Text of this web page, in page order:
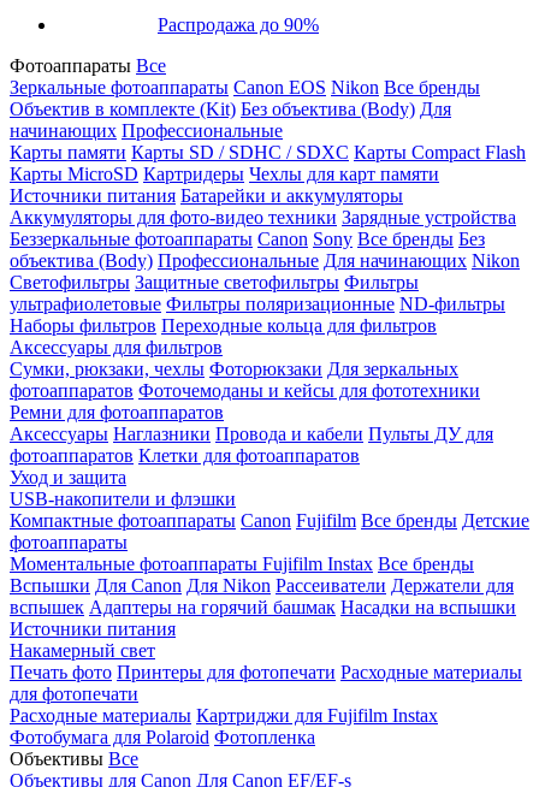
Распродажа до 90%
Фотоаппараты Все
Зеркальные фотоаппараты Canon EOS Nikon Все бренды
Объектив в комплекте (Kit) Без объектива (Body) Для
начинающих Профессиональные
Карты памяти Карты SD / SDHC / SDXC Карты Compact Flash
Карты MicroSD Картридеры Чехлы для карт памяти
Источники питания Батарейки и аккумуляторы
Аккумуляторы для фото-видео техники Зарядные устройства
Беззеркальные фотоаппараты Canon Sony Все бренды Без
объектива (Body) Профессиональные Для начинающих Nikon
Светофильтры Защитные светофильтры Фильтры
ультрафиолетовые Фильтры поляризационные ND-фильтры
Наборы фильтров Переходные кольца для фильтров
Аксессуары для фильтров
Сумки, рюкзаки, чехлы Фоторюкзаки Для зеркальных
фотоаппаратов Фоточемоданы и кейсы для фототехники
Ремни для фотоаппаратов
Аксессуары Наглазники Провода и кабели Пульты ДУ для
фотоаппаратов Клетки для фотоаппаратов
Уход и защита
USB-накопители и флэшки
Компактные фотоаппараты Canon Fujifilm Все бренды Детские
фотоаппараты
Моментальные фотоаппараты Fujifilm Instax Все бренды
Вспышки Для Canon Для Nikon Рассеиватели Держатели для
вспышек Адаптеры на горячий башмак Насадки на вспышки
Источники питания
Накамерный свет
Печать фото Принтеры для фотопечати Расходные материалы
для фотопечати
Расходные материалы Картриджи для Fujifilm Instax
Фотобумага для Polaroid Фотопленка
Объективы Все
Объективы для Canon Для Canon EF/EF-s